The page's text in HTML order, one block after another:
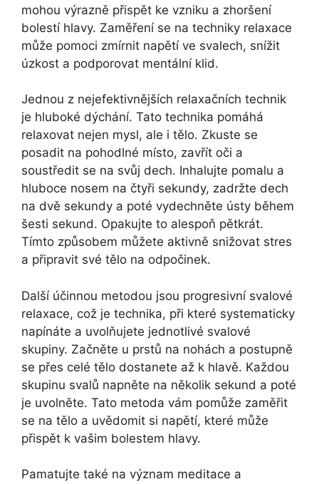
mohou výrazně přispět ke vzniku a zhoršení
bolestí hlavy. Zaměření se na techniky relaxace
může pomoci zmírnit napětí ve svalech, snížit
úzkost a podporovat mentální klid.
Jednou z nejefektivnějších relaxačních technik
je hluboké dýchání. Tato technika pomáhá
relaxovat nejen mysl, ale i tělo. Zkuste se
posadit na pohodlné místo, zavřít oči a
soustředit se na svůj dech. Inhalujte pomalu a
hluboce nosem na čtyři sekundy, zadržte dech
na dvě sekundy a poté vydechněte ústy během
šesti sekund. Opakujte to alespoň pětkrát.
Tímto způsobem můžete aktivně snižovat stres
a připravit své tělo na odpočinek.
Další účinnou metodou jsou progresivní svalové
relaxace, což je technika, při které systematicky
napínáte a uvolňujete jednotlivé svalové
skupiny. Začněte u prstů na nohách a postupně
se přes celé tělo dostanete až k hlavě. Každou
skupinu svalů napněte na několik sekund a poté
je uvolněte. Tato metoda vám pomůže zaměřit
se na tělo a uvědomit si napětí, které může
přispět k vašim bolestem hlavy.
Pamatujte také na význam meditace a